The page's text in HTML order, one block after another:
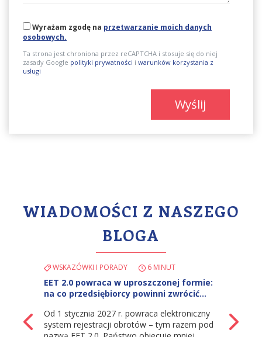
Wyrażam zgodę na przetwarzanie moich danych
osobowych.
Ta strona jest chroniona przez reCAPTCHA i stosuje się do niej
zasady Google polityki prywatności i warunków korzystania z
usługi
Wyślij
WIADOMOŚCI Z NASZEGO
BLOGA
z powrotem
I PORADY 6 MINUT
powraca w uproszczonej formie:
przedsiębiorcy powinni zwrócić…
2027 r. powraca elektroniczny
rejestracji obrotów – tym razem pod
WSKAZÓWKI I PORADY
Kontakt z urzędami na
działalności
Większość ludzi wyobraża
działalności gospodarczej